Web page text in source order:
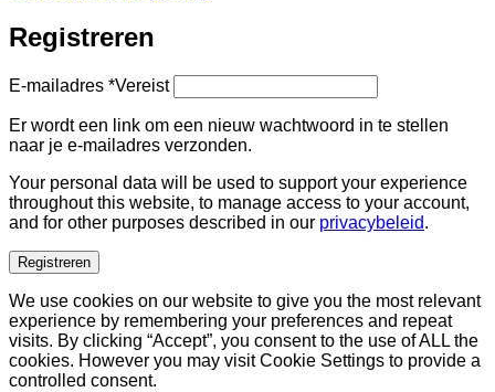
Registreren
E-mailadres *Vereist
Er wordt een link om een nieuw wachtwoord in te stellen
naar je e-mailadres verzonden.
Your personal data will be used to support your experience
throughout this website, to manage access to your account,
and for other purposes described in our privacybeleid.
Registreren
We use cookies on our website to give you the most relevant
experience by remembering your preferences and repeat
visits. By clicking “Accept”, you consent to the use of ALL the
cookies. However you may visit Cookie Settings to provide a
controlled consent.